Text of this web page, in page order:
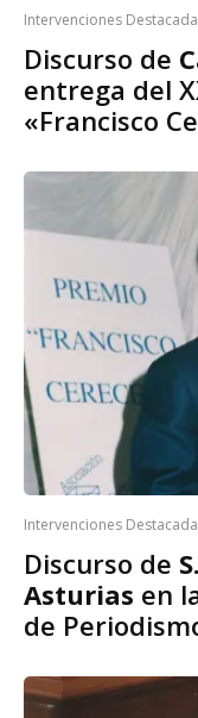
Intervenciones
Discurso de
entrega del
«Francisco
Intervenciones
Discurso de
Asturias en
de